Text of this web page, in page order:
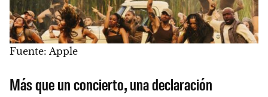
Fuente: Apple
Más que un concierto, una declaración